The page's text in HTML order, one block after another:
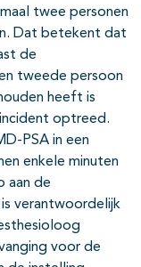
twee personen
Dat betekent dat
de
tweede persoon
heeft is
optreed.
PSA in een
enkele minuten
aan de
verantwoordelijk
voor de